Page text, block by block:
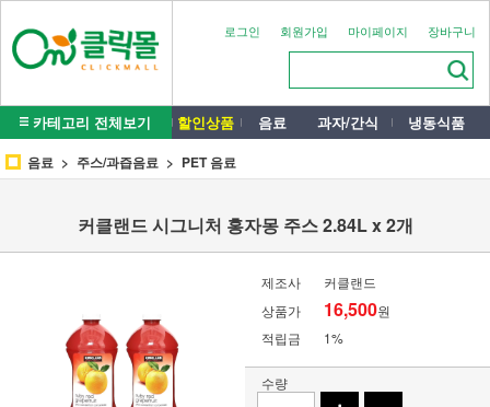
로그인 회원가입 마이페이지 장바구니
카테고리 전체보기 할인상품 음료 과자/간식 냉동식품
음료 주스/과즙음료 PET 음료
커클랜드 시그니처 홍자몽 주스 2.84L x 2개
제조사
커클랜드
상품가
16,500원
적립금
1%
수량